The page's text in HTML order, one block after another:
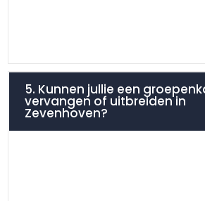
5. Kunnen jullie een
vervangen of uitbreiden in
Zevenhoven?